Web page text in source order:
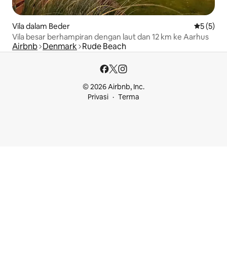
Vila dalam Beder
5 (5)
Vila besar berhampiran dengan laut dan 12 km ke Aarhus
Airbnb Denmark Rude Beach
© 2026 Airbnb, Inc.
Privasi
Terma